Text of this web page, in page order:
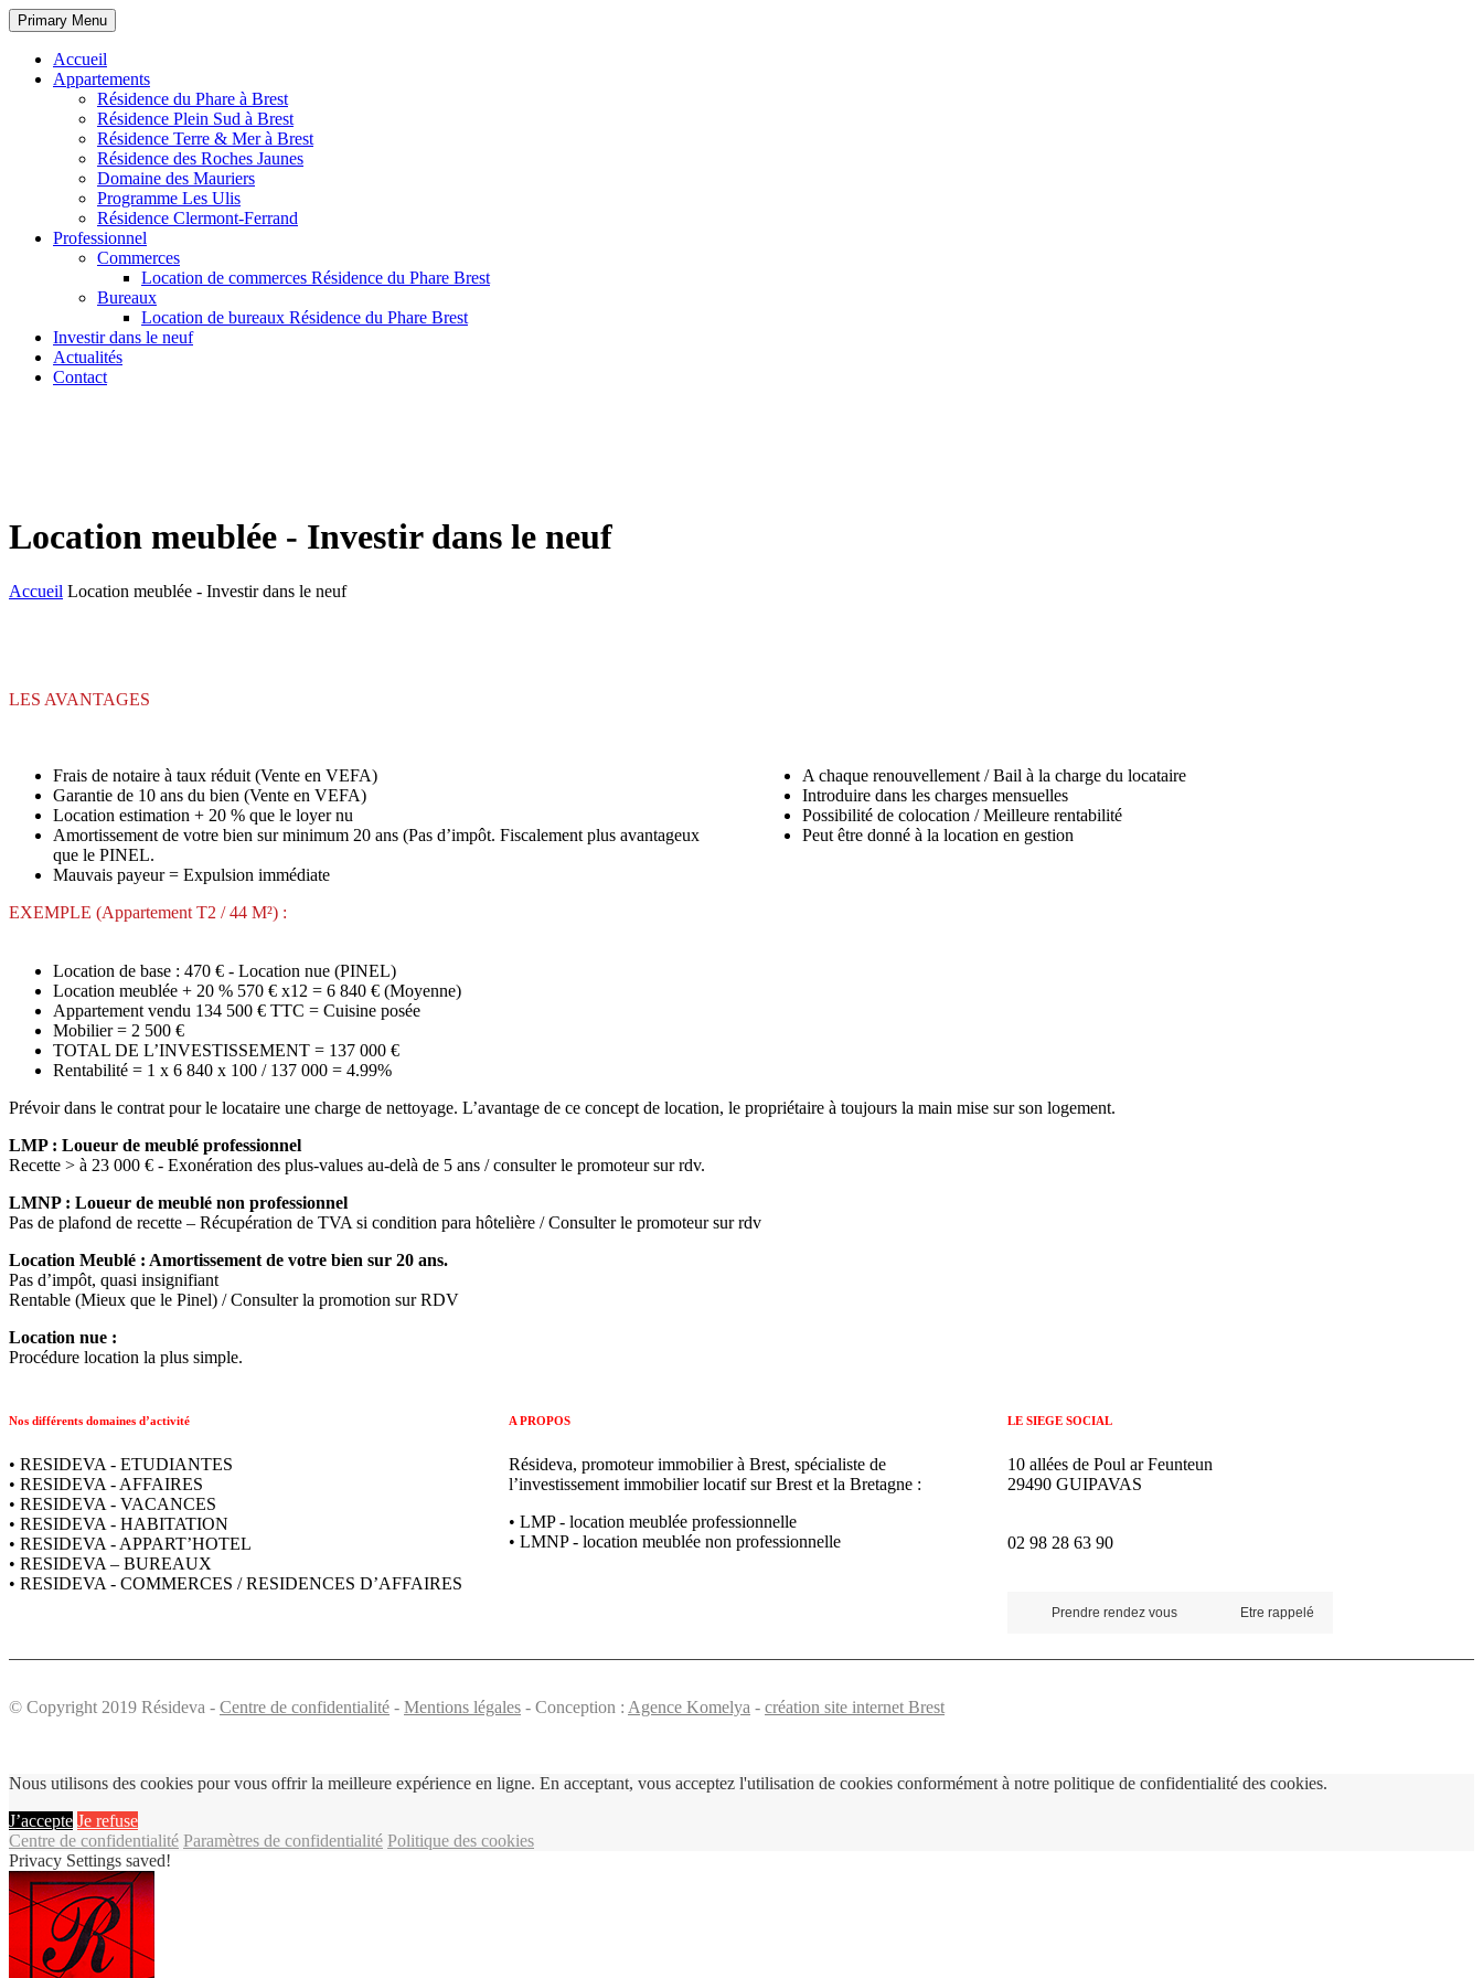
Primary Menu
Accueil
Appartements
Résidence du Phare à Brest
Résidence Plein Sud à Brest
Résidence Terre & Mer à Brest
Résidence des Roches Jaunes
Domaine des Mauriers
Programme Les Ulis
Résidence Clermont-Ferrand
Professionnel
Commerces
Location de commerces Résidence du Phare Brest
Bureaux
Location de bureaux Résidence du Phare Brest
Investir dans le neuf
Actualités
Contact
Location meublée - Investir dans le neuf
Accueil Location meublée - Investir dans le neuf
LES AVANTAGES
Frais de notaire à taux réduit (Vente en VEFA)
Garantie de 10 ans du bien (Vente en VEFA)
Location estimation + 20 % que le loyer nu
Amortissement de votre bien sur minimum 20 ans (Pas d’impôt. Fiscalement plus avantageux
que le PINEL.
Mauvais payeur = Expulsion immédiate
A chaque renouvellement / Bail à la charge du locataire
Introduire dans les charges mensuelles
Possibilité de colocation / Meilleure rentabilité
Peut être donné à la location en gestion
EXEMPLE (Appartement T2 / 44 M²) :
Location de base : 470 € - Location nue (PINEL)
Location meublée + 20 % 570 € x12 = 6 840 € (Moyenne)
Appartement vendu 134 500 € TTC = Cuisine posée
Mobilier = 2 500 €
TOTAL DE L’INVESTISSEMENT = 137 000 €
Rentabilité = 1 x 6 840 x 100 / 137 000 = 4.99%
Prévoir dans le contrat pour le locataire une charge de nettoyage. L’avantage de ce concept de location, le propriétaire à toujours la main mise sur son logement.
LMP : Loueur de meublé professionnel
Recette > à 23 000 € - Exonération des plus-values au-delà de 5 ans / consulter le promoteur sur rdv.
LMNP : Loueur de meublé non professionnel
Pas de plafond de recette – Récupération de TVA si condition para hôtelière / Consulter le promoteur sur rdv
Location Meublé : Amortissement de votre bien sur 20 ans.
Pas d’impôt, quasi insignifiant
Rentable (Mieux que le Pinel) / Consulter la promotion sur RDV
Location nue :
Procédure location la plus simple.
Nos différents domaines d’activité
• RESIDEVA - ETUDIANTES
• RESIDEVA - AFFAIRES
• RESIDEVA - VACANCES
• RESIDEVA - HABITATION
• RESIDEVA - APPART’HOTEL
• RESIDEVA – BUREAUX
• RESIDEVA - COMMERCES / RESIDENCES D’AFFAIRES
A PROPOS
Résideva, promoteur immobilier à Brest, spécialiste de
l’investissement immobilier locatif sur Brest et la Bretagne :
• LMP - location meublée professionnelle
• LMNP - location meublée non professionnelle
LE SIEGE SOCIAL
10 allées de Poul ar Feunteun
29490 GUIPAVAS
02 98 28 63 90
Prendre rendez vous Etre rappelé
© Copyright 2019 Résideva - Centre de confidentialité - Mentions légales - Conception : Agence Komelya - création site internet Brest
Nous utilisons des cookies pour vous offrir la meilleure expérience en ligne. En acceptant, vous acceptez l'utilisation de cookies conformément à notre politique de confidentialité des cookies.
J’accepte Je refuse
Centre de confidentialité Paramètres de confidentialité Politique des cookies
Privacy Settings saved!